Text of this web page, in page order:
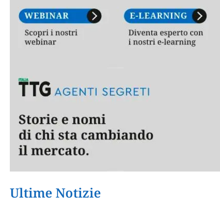
Ultime Notizie